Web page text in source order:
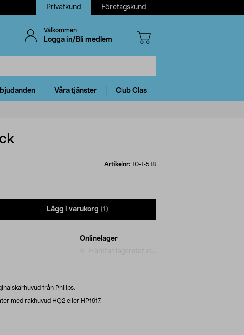
Privatkund Företagskund
Välkommen
Logga in/Bli medlem
Våra tjänster Club Clas
Artikelnr: 10-1-518
Lägg i varukorg (1)
Onlinelager
från Philips.
med rakhuvud HQ2 eller HP1917.